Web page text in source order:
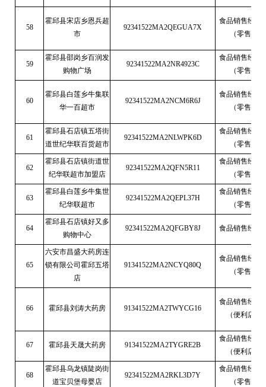
58
霍邱县宋店乡恩兵超
市
92341522MA2QEGUA7X
食品销售经营
（零售）
59
霍邱县邵岗乡百润发
购物广场
92341522MA2NR4923C
食品销售经营
（零售）
60
霍邱县白莲乡牛集联
华一百超市
92341522MA2NCM6R6J
食品销售经营
（零售）
61
霍邱县石店镇五塔街
道世纪华联百货超市
92341522MA2NLWPK6D
食品销售经营
（零售）
62
霍邱县石店镇街道世
纪华联超市加盟店
92341522MA2QFN5R11
食品销售经营
（零售）
63
霍邱县白莲乡牛集世
纪华联超市
92341522MA2QEPL37H
食品销售经营
（零售）
64
霍邱县石店镇好又多
购物中心
92341522MA2QFGBY8J 食品销售经营
65
六安市昌盛大药房连
锁有限公司霍邱五塔
店
91341522MA2NCYQ80Q
食品销售经营
（零售）
66 霍邱县刘涛大药房 91341522MA2TWYCG16
食品销售经营
（便利店）
67 霍邱县天晟大药房 91341522MA2TYGRE2B
食品销售经营
（便利店）
68
霍邱县乌龙镇陡岗街
道宝贝堡母婴店
92341522MA2RKL3D7Y
食品销售经营
（零售）